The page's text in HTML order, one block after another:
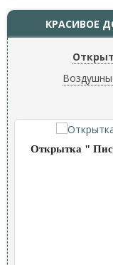
КРАСИВОЕ
Открытка "